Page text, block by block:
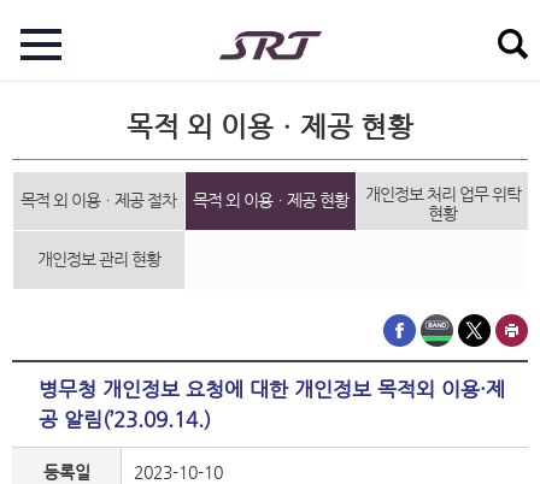
목적 외 이용ㆍ제공 현황
목적 외 이용ㆍ제공 절차 목적 외 이용ㆍ제공 현황
개인정보 처리 업무 위탁
현황
개인정보 관리 현황
병무청 개인정보 요청에 대한 개인정보 목적외 이용·제
공 알림(’23.09.14.)
등록일 2023-10-10